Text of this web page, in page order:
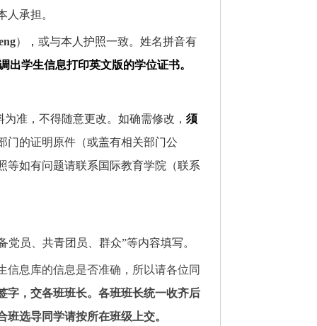
承担。
） ，或与本人护照一致。姓名拼音有
出学生信息打印英文版的学位证书。
准，不得随意更改。如确需修改，须
门的证明原件（或盖有相关部门公
等如有问题请联系国际教育学院（联系
员、共青团员、群众”等内容填写。
信息库的信息是否准确，所以请各位同
字，交各班班长。各班班长统一收齐后
班选导同学请按所在班级上交。